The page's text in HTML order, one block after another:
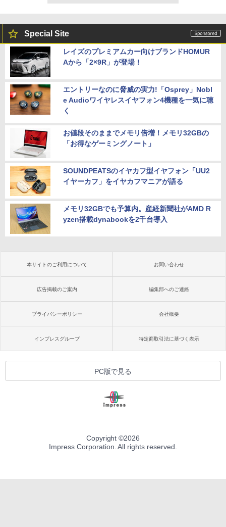
Special Site
レイズのプレミアムカー向けブランドHOMUR
Aから「2×9R」が登場！
エントリーなのに脅威の実力!「Osprey」Nobl
e Audioワイヤレスイヤフォン4機種を一気に聴
く
お値段そのままでメモリ倍増！メモリ32GBの
「お得なゲーミングノート」
SOUNDPEATSのイヤカフ型イヤフォン「UU2
イヤーカフ」をイヤカフマニアが語る
メモリ32GBでも予算内。産経新聞社がAMD R
yzen搭載dynabookを2千台導入
本サイトのご利用について お問い合わせ
広告掲載のご案内 編集部へのご連絡
プライバシーポリシー 会社概要
インプレスグループ 特定商取引法に基づく表示
PC版で見る
Copyright ©2026
Impress Corporation. All rights reserved.